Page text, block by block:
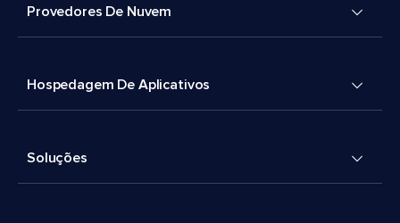
Provedores De Nuvem
Hospedagem De Aplicativos
Soluções